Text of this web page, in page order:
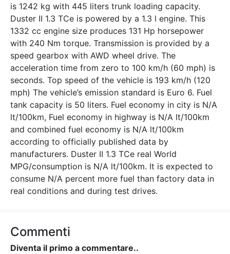
is 1242 kg with 445 liters trunk loading capacity.
Duster II 1.3 TCe is powered by a 1.3 l engine. This
1332 cc engine size produces 131 Hp horsepower
with 240 Nm torque. Transmission is provided by a
speed gearbox with AWD wheel drive. The
acceleration time from zero to 100 km/h (60 mph) is
seconds. Top speed of the vehicle is 193 km/h (120
mph) The vehicle’s emission standard is Euro 6. Fuel
tank capacity is 50 liters. Fuel economy in city is N/A
lt/100km, Fuel economy in highway is N/A lt/100km
and combined fuel economy is N/A lt/100km
according to officially published data by
manufacturers. Duster II 1.3 TCe real World
MPG/consumption is N/A lt/100km. It is expected to
consume N/A percent more fuel than factory data in
real conditions and during test drives.
Commenti
Diventa il primo a commentare..